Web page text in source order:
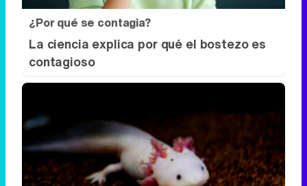
¿Por qué se contagia?
La ciencia explica por qué el bostezo es
contagioso